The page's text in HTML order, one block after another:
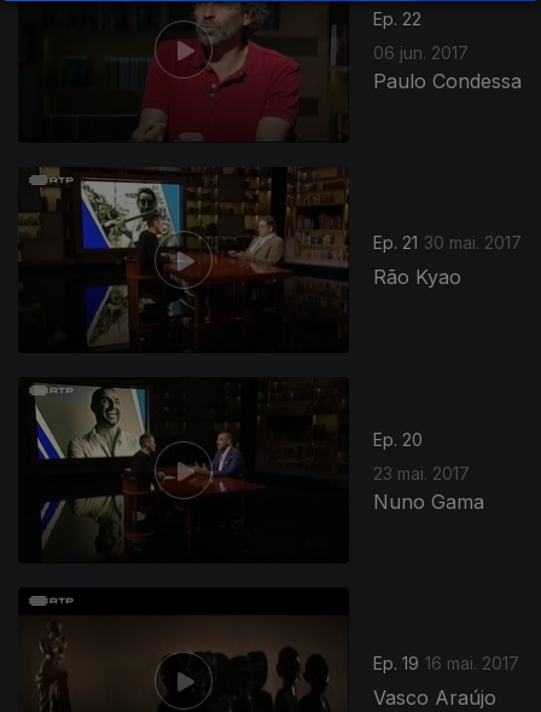
Ep. 22
06 jun. 2017
Paulo Condessa
Ep. 21 30 mai. 2017
Rão Kyao
Ep. 20
23 mai. 2017
Nuno Gama
Ep. 19 16 mai. 2017
Vasco Araújo